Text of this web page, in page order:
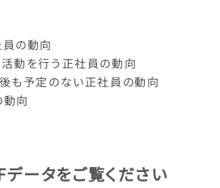
の動向
動を行う正社員の動向
も予定のない正社員の動向
動向
ータをご覧ください